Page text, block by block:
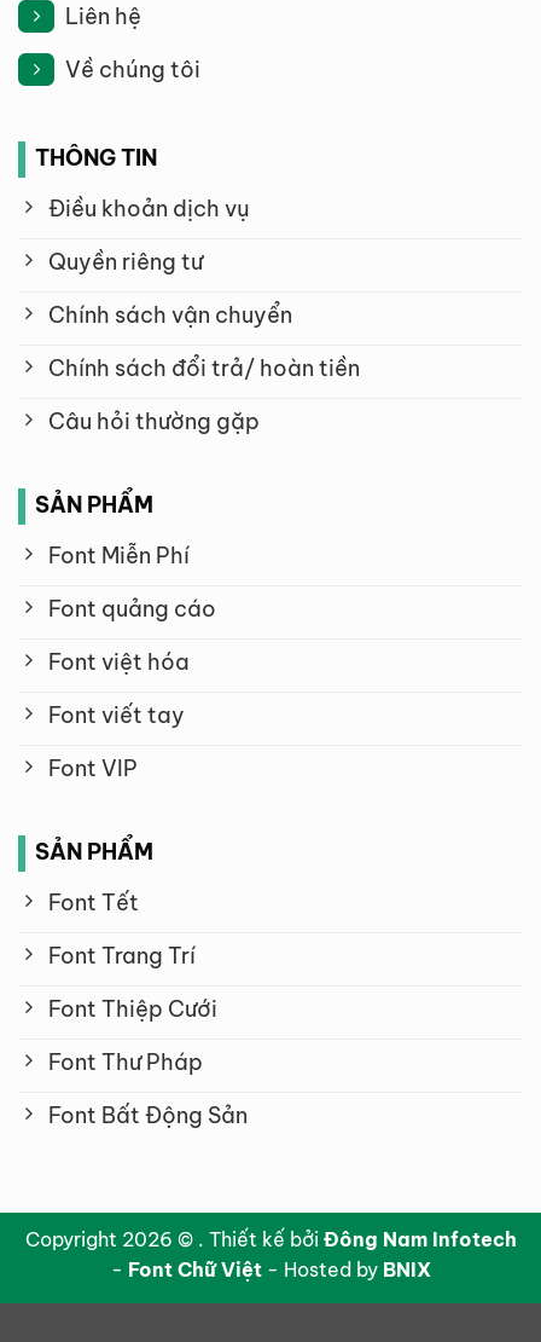
Liên hệ
Về chúng tôi
THÔNG TIN
Điều khoản dịch vụ
Quyền riêng tư
Chính sách vận chuyển
Chính sách đổi trả/ hoàn tiền
Câu hỏi thường gặp
SẢN PHẨM
Font Miễn Phí
Font quảng cáo
Font việt hóa
Font viết tay
Font VIP
SẢN PHẨM
Font Tết
Font Trang Trí
Font Thiệp Cưới
Font Thư Pháp
Font Bất Động Sản
Copyright 2026 © . Thiết kế bởi Đông Nam Infotech
- Font Chữ Việt- Hosted by BNIX